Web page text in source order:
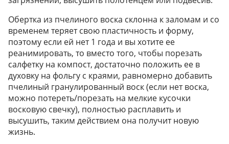
Обертка из пчелиного воска склонна к заломам и со
временем теряет свою пластичность и форму,
поэтому если ей нет 1 года и вы хотите ее
реанимировать, то вместо того, чтобы порезать
салфетку на компост, достаточно положить ее в
духовку на фольгу с краями, равномерно добавить
пчелиный гранулированный воск (если нет воска,
можно потереть/порезать на мелкие кусочки
восковую свечку), полностью расплавить и
высушить, таким действием она получит новую
жизнь.